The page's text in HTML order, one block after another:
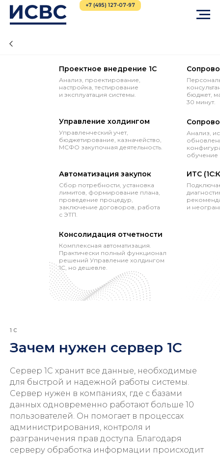
+7 (495) 127-07-97
Проектное внедрение 1С
ИТС
Анализ, проектирование,
настройка, тестирование
и эксплуатация системы.
и
Управление холдингом
Управленческий учет,
бюджетирование, казначейство,
МСФО закупочная деятельность.
бюджет,
30 минут.
Автоматизация закупок
Сбор потребности, установка
лимитов, формирование плана,
проведение процедур,
заключение договоров, работа
с ЭТП.
Анализ,
обучение
Консолидация отчетности
Комплексная автоматизация.
Практически полный функционал
решений Управление холдингом
1С, но дешевле.
1С
Зачем нужен сервер 1С
Сервер 1С хранит все данные, необходимые
для быстрой и надежной работы системы.
Сервер нужен в компаниях, где с базами
данных одновременно работают больше 10
пользователей. Он помогает в процессах
администрирования, контроля и
разграничения прав доступа. Благодаря
серверу обработка информации происходит